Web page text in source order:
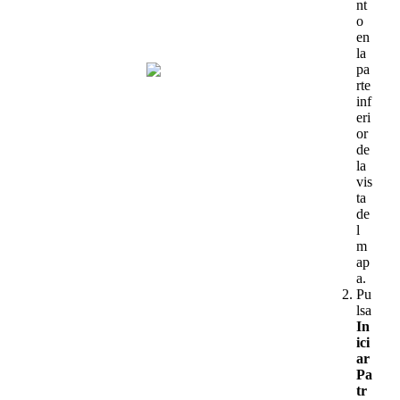
nt
o
en
la
pa
rte
inf
eri
or
de
la
vis
ta
de
l
m
ap
a.
Pu
lsa
In
ici
ar
Pa
tr